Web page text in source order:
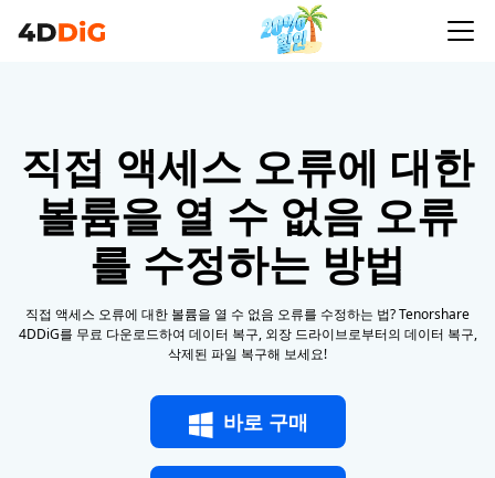
직접 액세스 오류에 대한
볼륨을 열 수 없음 오류
를 수정하는 방법
직접 액세스 오류에 대한 볼륨을 열 수 없음 오류를 수정하는 법? Tenorshare
4DDiG를 무료 다운로드하여 데이터 복구, 외장 드라이브로부터의 데이터 복구,
삭제된 파일 복구해 보세요!
바로 구매